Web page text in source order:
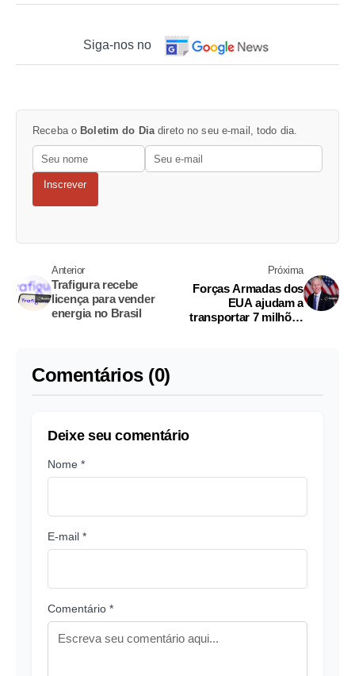
Siga-nos no
Receba o Boletim do Dia direto no seu e-mail, todo dia.
Inscrever
Anterior
Trafigura recebe
licença para vender
energia no Brasil
Próxima
Forças Armadas dos
EUA ajudam a
transportar 7 milhões
Comentários (0)
Deixe seu comentário
Nome *
E-mail *
Comentário *